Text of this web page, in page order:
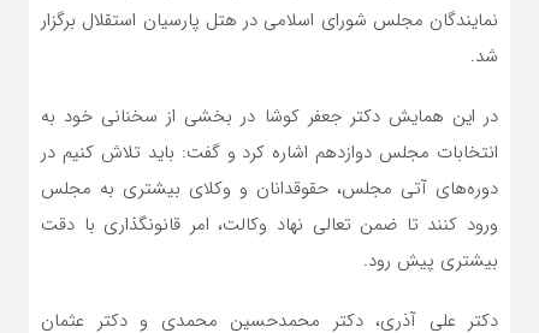
نمایندگان مجلس شورای اسلامی در هتل پارسیان استقلال برگزار
شد.
در این همایش دکتر جعفر کوشا در بخشی از سخنانی خود به
انتخابات مجلس دوازدهم اشاره کرد و گفت: باید تلاش کنیم در
دوره‌های آتی مجلس، حقوقدانان و وکلای بیشتری به مجلس
ورود کنند تا ضمن تعالی نهاد وکالت، امر قانونگذاری با دقت
بیشتری پیش رود.
دکتر علی آذری، دکتر محمدحسین محمدی و دکتر عثمان